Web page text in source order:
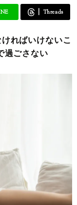
Threads
ればいけないこ
過ごさない